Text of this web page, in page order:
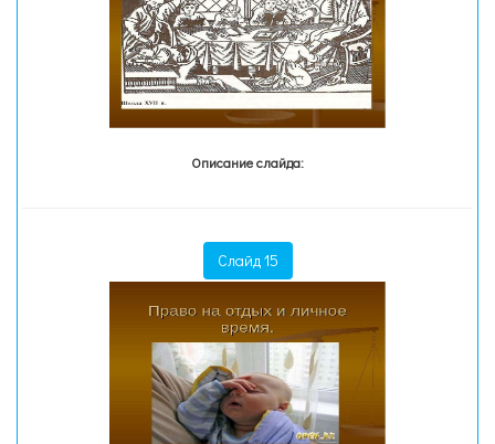
Описание слайда:
Слайд 15